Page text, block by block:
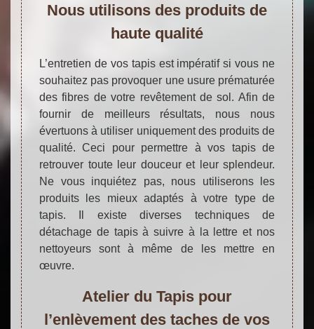
Nous utilisons des produits de
haute qualité
L’entretien de vos tapis est impératif si vous ne
souhaitez pas provoquer une usure prématurée
des fibres de votre revêtement de sol. Afin de
fournir de meilleurs résultats, nous nous
évertuons à utiliser uniquement des produits de
qualité. Ceci pour permettre à vos tapis de
retrouver toute leur douceur et leur splendeur.
Ne vous inquiétez pas, nous utiliserons les
produits les mieux adaptés à votre type de
tapis. Il existe diverses techniques de
détachage de tapis à suivre à la lettre et nos
nettoyeurs sont à même de les mettre en
œuvre.
Atelier du Tapis pour
l’enlèvement des taches de vos